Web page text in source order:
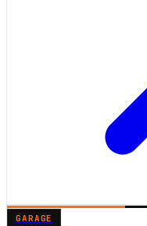
GARAGE